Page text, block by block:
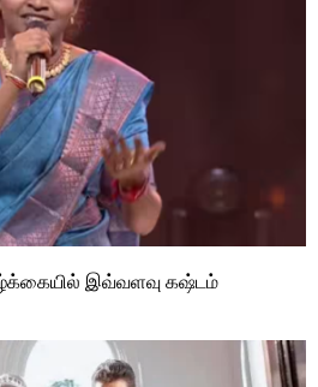
இவ்வளவு கஷ்டம்